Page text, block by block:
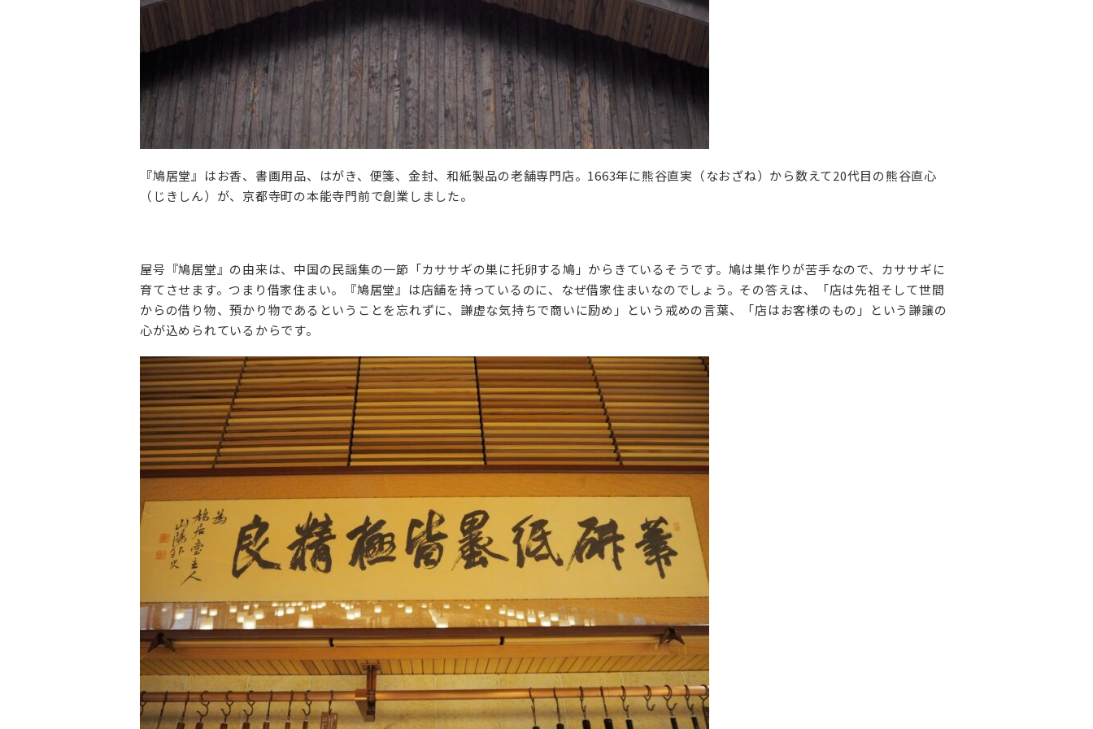
『鳩居堂』はお香、書画用品、はがき、便箋、金封、和紙製品の老舗専門店。1663年に熊谷直実（なおざね）から数えて20代目の熊谷直心
（じきしん）が、京都寺町の本能寺門前で創業しました。
屋号『鳩居堂』の由来は、中国の民謡集の一節「カササギの巣に托卵する鳩」からきているそうです。鳩は巣作りが苦手なので、カササギに
育てさせます。つまり借家住まい。『鳩居堂』は店舗を持っているのに、なぜ借家住まいなのでしょう。その答えは、「店は先祖そして世間
からの借り物、預かり物であるということを忘れずに、謙虚な気持ちで商いに励め」という戒めの言葉、「店はお客様のもの」という謙譲の
心が込められているからです。